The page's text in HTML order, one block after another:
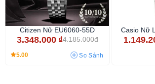
Citizen Nữ EU6060-55D
3.348.000 ₫4.185.000đ
5.00 So Sánh
Casio Nữ